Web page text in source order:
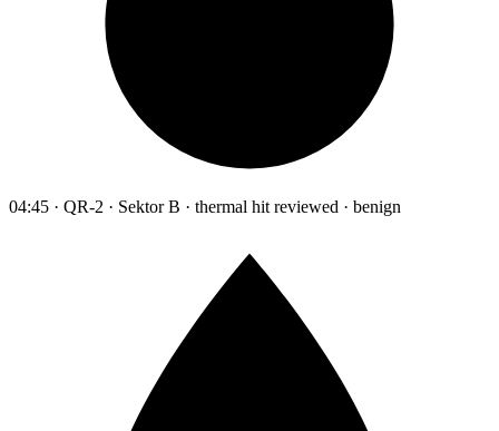
04:45 · QR-2 · Sektor B · thermal hit reviewed · benign